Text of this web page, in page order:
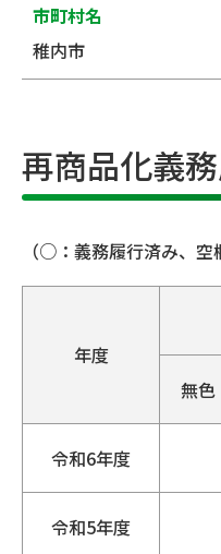
市町村名
稚内市
再商品化義
（○：義務履行済み、空
年度
無色
令和6年度
令和5年度